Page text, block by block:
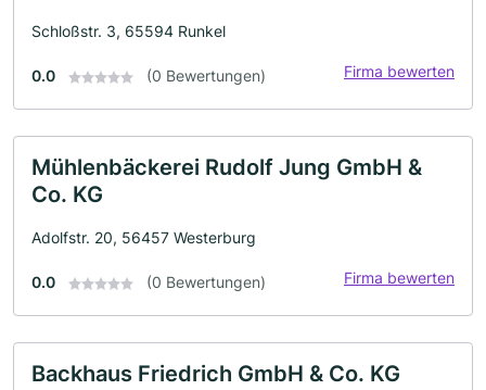
Schloßstr. 3, 65594 Runkel
0.0 (0 Bewertungen) Firma bewerten
Mühlenbäckerei Rudolf Jung GmbH &
Co. KG
Adolfstr. 20, 56457 Westerburg
0.0 (0 Bewertungen) Firma bewerten
Backhaus Friedrich GmbH & Co. KG